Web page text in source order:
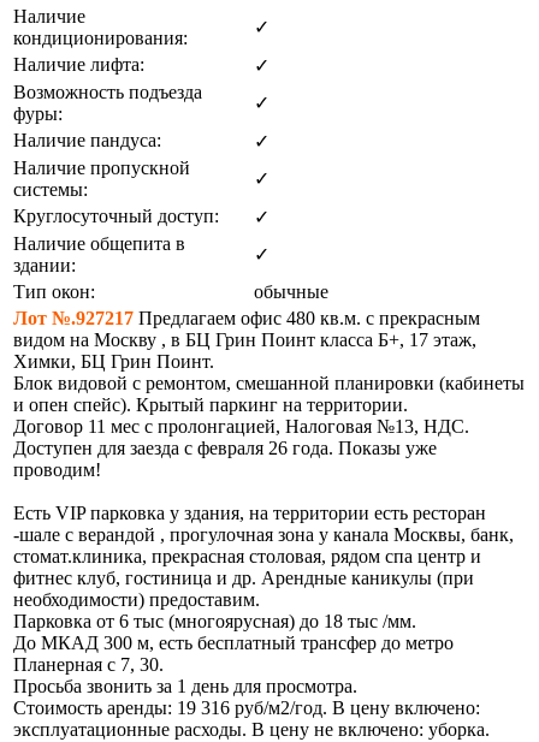
Наличие
кондиционирования:
✓
Наличие лифта:
✓
Возможность подъезда
фуры:
✓
Наличие пандуса:
✓
Наличие пропускной
системы:
✓
Круглосуточный доступ:
✓
Наличие общепита в
здании:
✓
Тип окон:
обычные
Лот №.927217 Предлагаем офис 480 кв.м. с прекрасным
видом на Москву , в БЦ Грин Поинт класса Б+, 17 этаж,
Химки, БЦ Грин Поинт.
Блок видовой с ремонтом, смешанной планировки (кабинеты
и опен спейс). Крытый паркинг на территории.
Договор 11 мес с пролонгацией, Налоговая №13, НДС.
Доступен для заезда с февраля 26 года. Показы уже
проводим!
Есть VIP парковка у здания, на территории есть ресторан
-шале с верандой , прогулочная зона у канала Москвы, банк,
стомат.клиника, прекрасная столовая, рядом спа центр и
фитнес клуб, гостиница и др. Арендные каникулы (при
необходимости) предоставим.
Парковка от 6 тыс (многоярусная) до 18 тыс /мм.
До МКАД 300 м, есть бесплатный трансфер до метро
Планерная с 7, 30.
Просьба звонить за 1 день для просмотра.
Стоимость аренды: 19 316 руб/м2/год. В цену включено:
эксплуатационные расходы. В цену не включено: уборка.